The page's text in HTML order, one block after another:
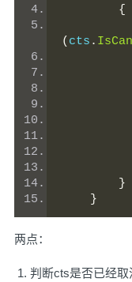
{
( cts .
}
}
两点：
判断cts是否已经取